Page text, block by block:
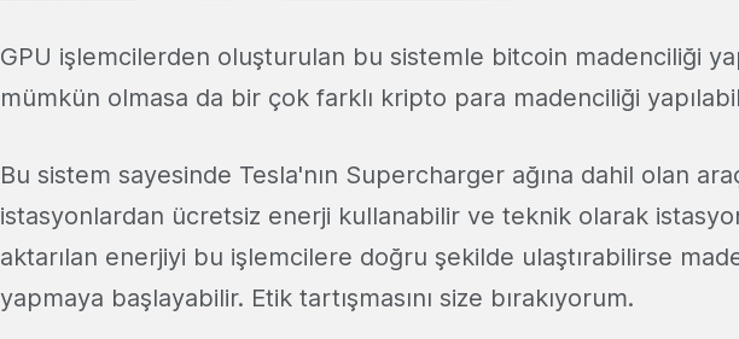
GPU işlemcilerden oluşturulan bu sistemle bitcoin madenciliği
mümkün olmasa da bir çok farklı kripto para madenciliği
Bu sistem sayesinde Tesla'nın Supercharger ağına dahil olan
istasyonlardan ücretsiz enerji kullanabilir ve teknik olarak
aktarılan enerjiyi bu işlemcilere doğru şekilde ulaştırabilirse
yapmaya başlayabilir. Etik tartışmasını size bırakıyorum.